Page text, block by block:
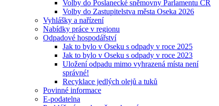
Volby do Poslanecké sněmovny Parlamentu ČR
Volby do Zastupitelstva města Oseka 2026
Vyhlášky a nařízení
Nabídky práce v regionu
Odpadové hospodářství
Jak to bylo v Oseku s odpady v roce 2025
Jak to bylo v Oseku s odpady v roce 2023
Uložení odpadu mimo vyhrazená místa není
správné!
Recyklace jedlých olejů a tuků
Povinné informace
E-podatelna